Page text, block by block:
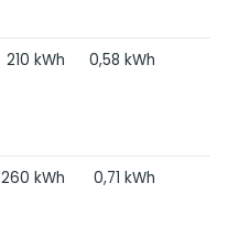
210 kWh 0,58 kWh
260 kWh 0,71 kWh